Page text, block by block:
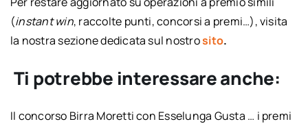
(instant win, raccolte punti, concorsi a premi…), visita
la nostra sezione dedicata sul nostrosito.
Ti potrebbe interessare anche:
Il concorso Birra Moretti con Esselunga Gusta … i premi